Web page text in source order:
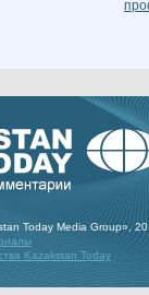
Today Media Group»,
Kazakstan Today